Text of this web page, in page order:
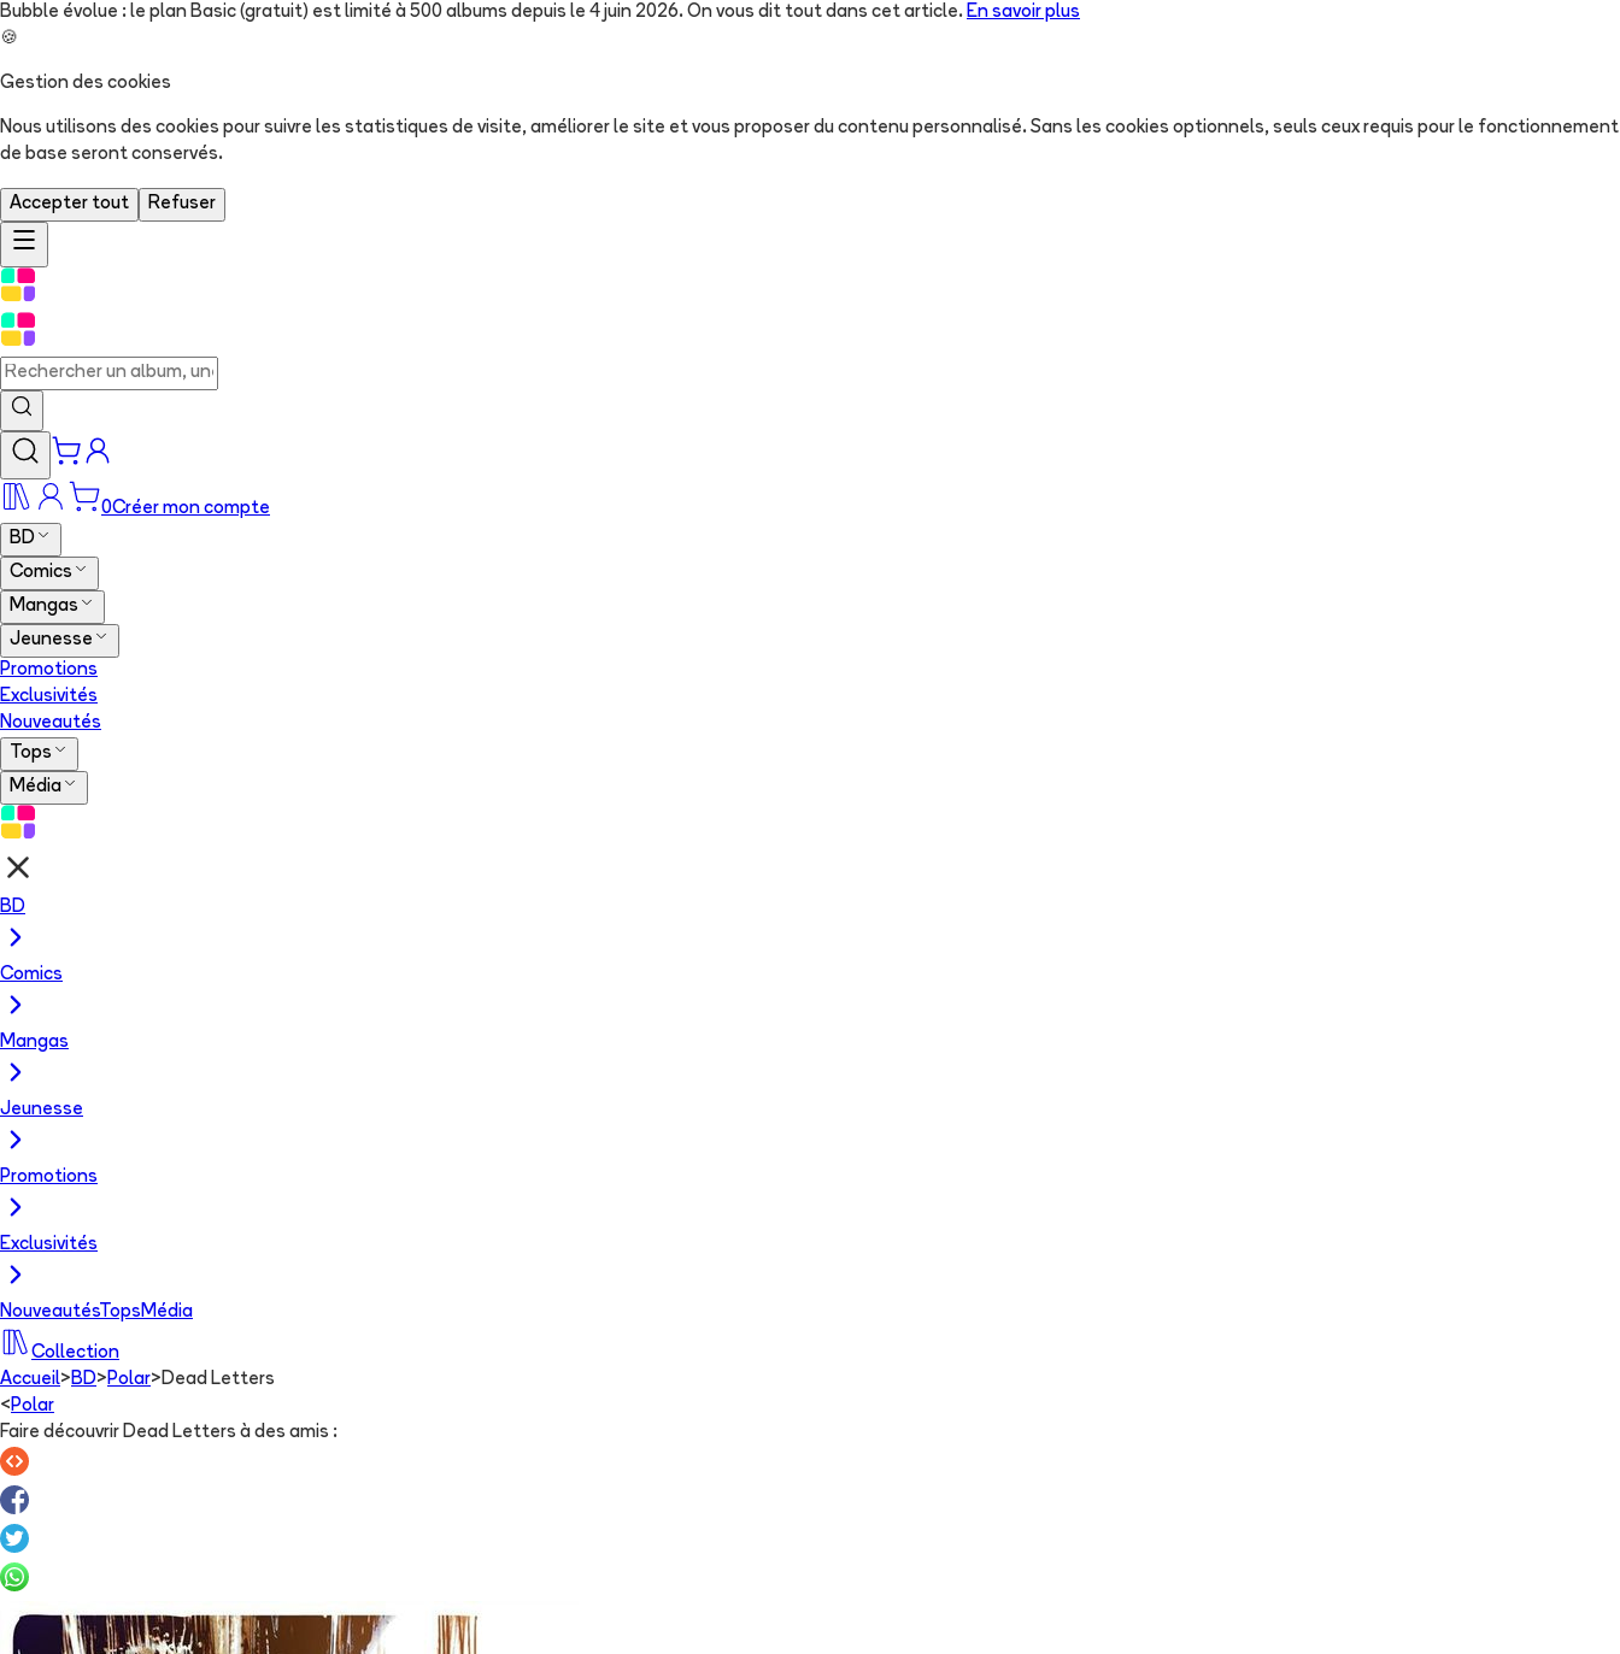
Bubble évolue : le plan Basic (gratuit) est limité à 500 albums depuis le 4 juin 2026. On vous dit tout dans cet article. En savoir plus
🍪
Gestion des cookies
Nous utilisons des cookies pour suivre les statistiques de visite, améliorer le site et vous proposer du contenu personnalisé. Sans les cookies optionnels, seuls ceux requis pour le fonctionnement
de base seront conservés.
Accepter tout Refuser
0Créer mon compte
BD
Comics
Mangas
Jeunesse
Promotions
Exclusivités
Nouveautés
Tops
Média
BD
Comics
Mangas
Jeunesse
Promotions
Exclusivités
NouveautésTops Média
Collection
Accueil> BD> Polar> Dead Letters
< Polar
Faire découvrir Dead Letters à des amis :